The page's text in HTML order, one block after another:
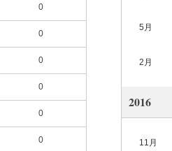
0
0
0
0
0
0
5月
2月
2016
11月